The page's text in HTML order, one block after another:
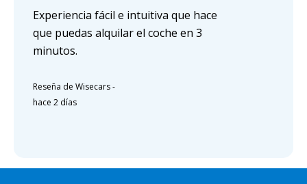
Experiencia fácil e intuitiva que hace
que puedas alquilar el coche en 3
minutos.
Reseña de Wisecars-
hace 2 días